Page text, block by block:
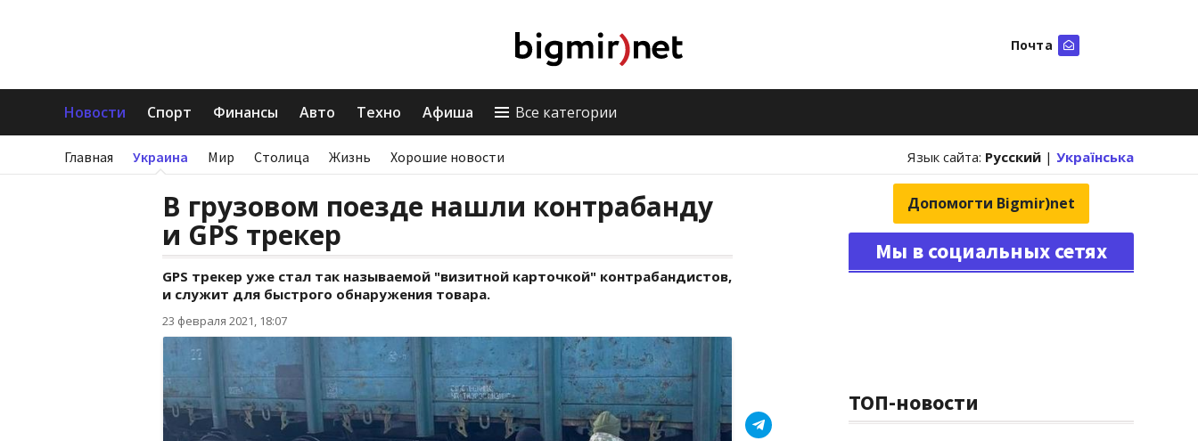
Почта
Новости Спорт Финансы Авто Техно Афиша Все категории
Главная Украина Мир Столица Жизнь Хорошие новости Язык сайта: Русский | Українська
В грузовом поезде нашли контрабанду
и GPS трекер
GPS трекер уже стал так называемой "визитной карточкой" контрабандистов,
и служит для быстрого обнаружения товара.
23 февраля 2021, 18:07
Допомогти Bigmir)net
Мы в социальных сетях
ТОП-новости